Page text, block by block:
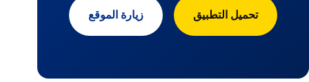
تحميل التطبيق زيارة الموقع